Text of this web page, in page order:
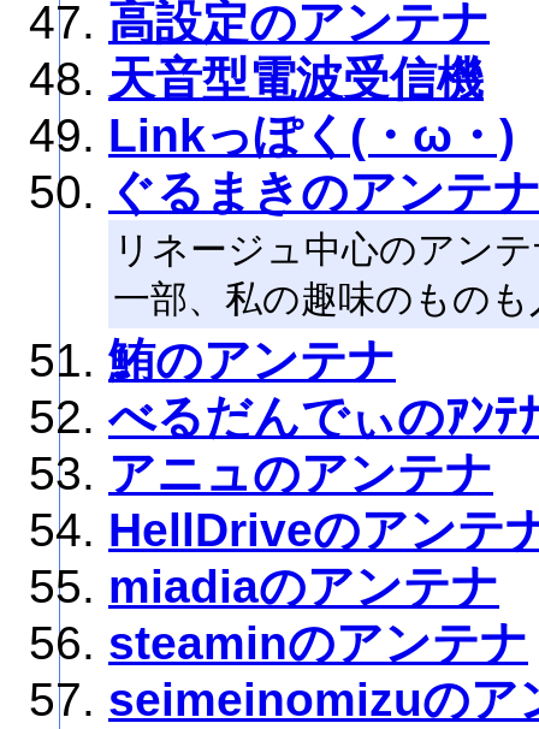
高設定のアンテナ
天音型電波受信機
Linkっぽく(・ω・)
ぐるまきのアンテ
リネージュ中心のアン
一部、私の趣味のもの
鮪のアンテナ
べるだんでぃのｱﾝﾃ
アニュのアンテナ
HellDriveのアンテ
miadiaのアンテナ
steaminのアンテナ
seimeinomizuのア